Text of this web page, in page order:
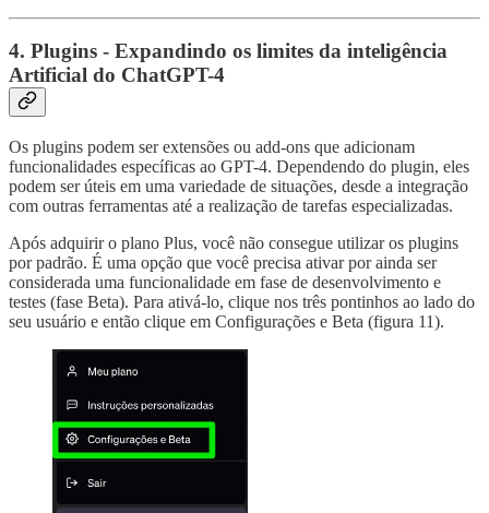
4. Plugins - Expandindo os limites da inteligência
Artificial do ChatGPT-4
Os plugins podem ser extensões ou add-ons que adicionam
funcionalidades específicas ao GPT-4. Dependendo do plugin, eles
podem ser úteis em uma variedade de situações, desde a integração
com outras ferramentas até a realização de tarefas especializadas.
Após adquirir o plano Plus, você não consegue utilizar os plugins
por padrão. É uma opção que você precisa ativar por ainda ser
considerada uma funcionalidade em fase de desenvolvimento e
testes (fase Beta). Para ativá-lo, clique nos três pontinhos ao lado do
seu usuário e então clique em Configurações e Beta (figura 11).